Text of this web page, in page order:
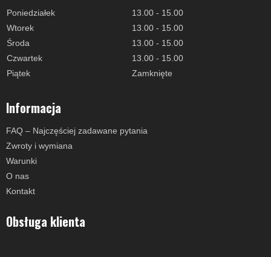
Poniedziałek
13.00 - 15.00
Wtorek
13.00 - 15.00
Środa
13.00 - 15.00
Czwartek
13.00 - 15.00
Piątek
Zamknięte
Informacja
FAQ – Najczęściej zadawane pytania
Zwroty i wymiana
Warunki
O nas
Kontakt
Obsługa klienta